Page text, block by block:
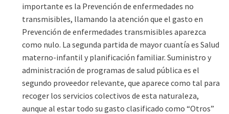
importante es la Prevención de enfermedades no
transmisibles, llamando la atención que el gasto en
Prevención de enfermedades transmisibles aparezca
como nulo. La segunda partida de mayor cuantía es Salud
materno-infantil y planificación familiar. Suministro y
administración de programas de salud pública es el
segundo proveedor relevante, que aparece como tal para
recoger los servicios colectivos de esta naturaleza,
aunque al estar todo su gasto clasificado como “Otros”